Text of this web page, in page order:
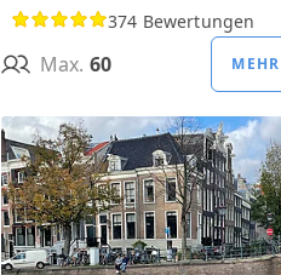
374 Bewertungen
Max. 60